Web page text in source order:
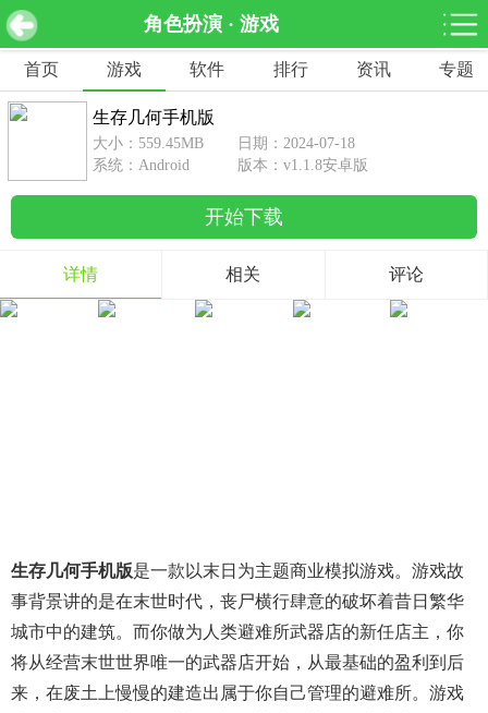
角色扮演 · 游戏
网游分类 软件分类
休闲益智
462款游戏
赛车竞速
122款游戏
1642款游戏
动作射击
351款游戏
69款游戏
经营养成
冒险解谜
首页 游戏 软件 排行 资讯 专题
生存几何手机版 v1.1.8安卓版 下载
生存几何手机版
大小：559.45MB
日期：2024-07-18
系统：Android
版本：v1.1.8安卓版
开始下载
详情 相关 评论
生存几何手机版是一款以末日为主题商业模拟游戏。游戏故
事背景讲的是在末世时代，丧尸横行肆意的破坏着昔日繁华
城市中的建筑。而你做为人类避难所武器店的新任店主，你
将从经营末世世界唯一的武器店开始，从最基础的盈利到后
来，在废土上慢慢的建造出属于你自己管理的避难所。游戏